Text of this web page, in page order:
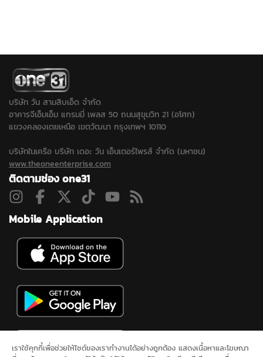
ตามหา หลังยังไร้ร่องรอย...
บริษัท วัน สามสิบเอ็ด จำกัด
อาคารจีเอ็มเอ็ม แกรมมี่ เพลส 50 ถนนสุขุมวิท 21 (อโศก)
แขวงคลองเตยเหนือ เขตวัฒนา กรุงเทพฯ 10110
บริษัทในเครือ บริษัท เดอะ วัน เอ็นเตอร์ไพรส์ จำกัด (มหาชน)
www.theoneenterprise.com
ติดตามช่อง one31
Mobile Application
เราใช้คุกกี้เพื่อช่วยให้ไซต์ของเราทำงานได้อย่างถูกต้อง แสดงเนื้อหาและโฆษณา